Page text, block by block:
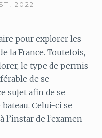
2022
pour explorer les
la France. Toutefois,
le type de permis
de se
sujet afin de se
bateau. Celui-ci se
l’instar de l’examen